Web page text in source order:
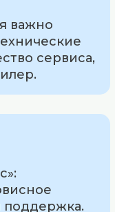
важно
сервиса,
поддержка.